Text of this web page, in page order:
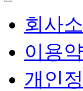
회사
이용
개인